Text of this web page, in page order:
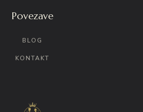
Povezave
BLOG
KONTAKT